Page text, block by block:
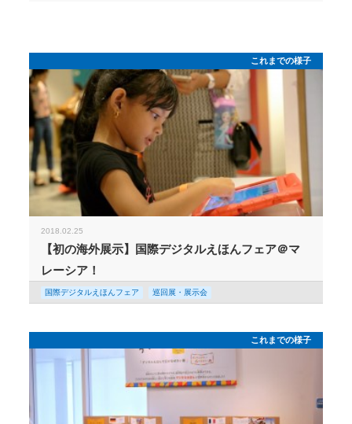
これまでの様子
2018.02.25
【初の海外展示】国際デジタルえほんフェア＠マ
レーシア！
国際デジタルえほんフェア 巡回展・展示会
これまでの様子